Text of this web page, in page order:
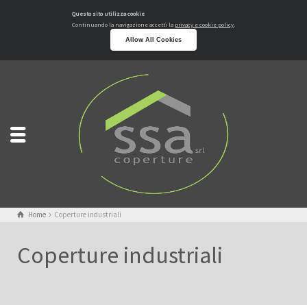
Home Coperture industriali
Coperture industriali
Questo sito utilizza cookie
Continuando la navigazione accetti la privacy e cookie policy.
Allow All Cookies